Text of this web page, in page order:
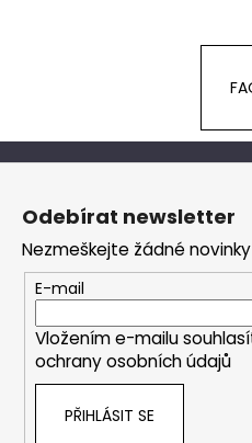
Z
Odebírat newsletter
Nezmeškejte žádné
E-mail
Vložením e-mailu
ochrany osobních údajů
PŘIHLÁSIT SE